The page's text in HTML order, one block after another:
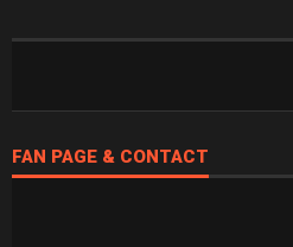
FAN PAGE & CONTACT